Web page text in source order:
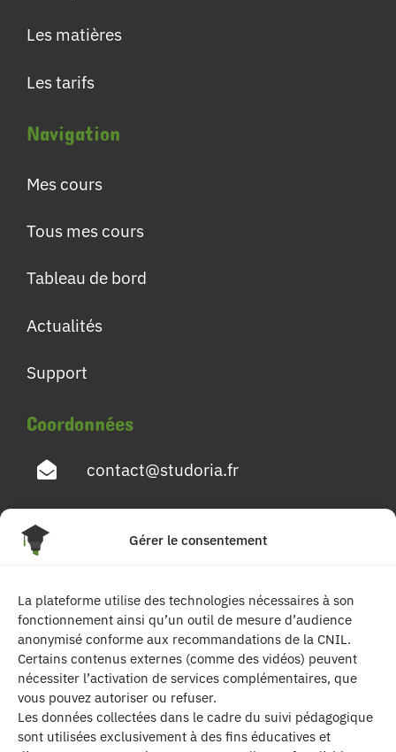
Gérer le consentement
La plateforme utilise des technologies nécessaires à son
fonctionnement ainsi qu’un outil de mesure d’audience
anonymisé conforme aux recommandations de la CNIL.
Certains contenus externes (comme des vidéos) peuvent
nécessiter l’activation de services complémentaires, que
vous pouvez autoriser ou refuser.
Les données collectées dans le cadre du suivi pédagogique
sont utilisées exclusivement à des fins éducatives et
Les matières
Les tarifs
Navigation
Mes cours
Tous mes cours
Tableau de bord
Actualités
Support
Coordonnées
contact@studoria.fr
4 Rue Georges Pompidou
Suivez-nous